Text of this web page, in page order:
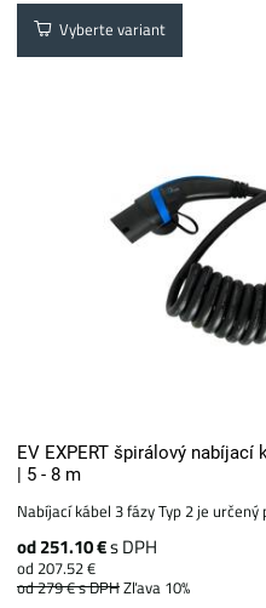
Vyberte variant
EV EXPERT špirálový nabíjací
| 5 - 8 m
Nabíjací kábel 3 fázy Typ 2 je určený
od 251.10 €s DPH
od 207.52 €
od 279 €s DPHZľava 10%